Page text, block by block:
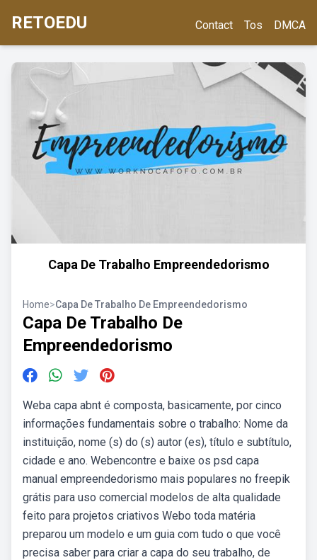
RETOEDU Contact Tos DMCA
Capa De Trabalho Empreendedorismo
Home>Capa De Trabalho De Empreendedorismo
Capa De Trabalho De
Empreendedorismo
Weba capa abnt é composta, basicamente, por cinco
informações fundamentais sobre o trabalho: Nome da
instituição, nome (s) do (s) autor (es), título e subtítulo,
cidade e ano. Webencontre e baixe os psd capa
manual empreendedorismo mais populares no freepik
grátis para uso comercial modelos de alta qualidade
feito para projetos criativos Webo toda matéria
preparou um modelo e um guia com tudo o que você
precisa saber para criar a capa do seu trabalho, de